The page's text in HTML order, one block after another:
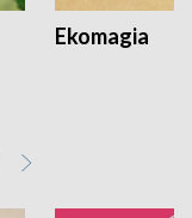
Ekomagia